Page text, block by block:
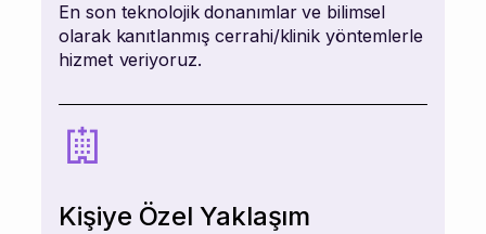
En son teknolojik donanımlar ve bilimsel
olarak kanıtlanmış cerrahi/klinik yöntemlerle
hizmet veriyoruz.
Kişiye Özel Yaklaşım